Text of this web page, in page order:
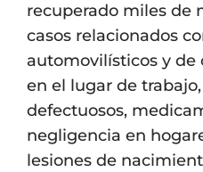
recuperado miles de
casos relacionados
automovilísticos y de
en el lugar de
defectuosos,
negligencia en
lesiones de